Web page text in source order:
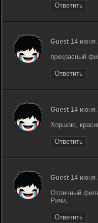
Ответить
Guest14 июня
прекрасный
Ответить
Guest14 июня
Хоршою,
Ответить
Guest14 июня
Отличный
Ричи.
Ответить